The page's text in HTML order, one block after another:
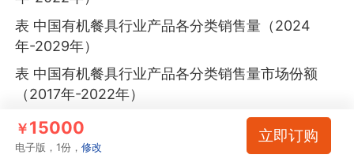
表 中国有机餐具行业产品各分类销售量（2024
年-2029年）
表 中国有机餐具行业产品各分类销售量市场份额
（2017年-2022年）
表 中国有机餐具行业产品各分类销售量市场份额
（2024年-2029年）
￥15000
电子版，1份，修改
立即订购